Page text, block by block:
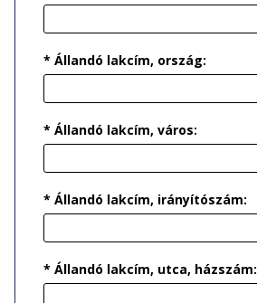
* Állandó lakcím, ország:
* Állandó lakcím, város:
* Állandó lakcím, irányítószám:
* Állandó lakcím, utca, házszám: